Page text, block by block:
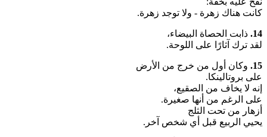
كانت هناك زهرة - ولا توجد زهرة.
14. ذابت الحصاة البيضاء،
لقد ترك آثارًا على اللوحة.
15. وكان أول من خرج من الأرض
على بروتالينكا.
إنه لا يخاف من الصقيع،
على الرغم من أنها صغيرة.
أزهار من تحت الثلج
يحيي الربيع قبل أي شخص آخر.